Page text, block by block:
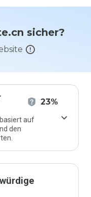
sicher?
23%
auf
den